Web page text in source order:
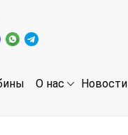
О нас Новости